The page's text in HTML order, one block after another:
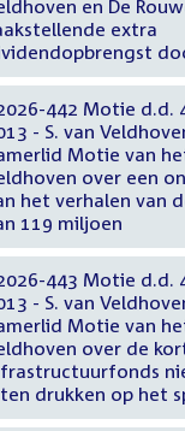
en De
extra
442 Motie d.d.
- S. van
Motie van
over een
het verhalen van
119 miljoen
443 Motie d.d.
- S. van
Motie van
over de
drukken op het